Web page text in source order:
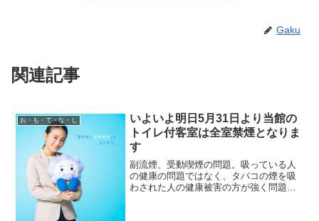
Gaku
関連記事
お・も・て・な・し
いよいよ明日5月31日より当館の
トイレ付客室は全室禁煙となりま
す
副流煙、受動喫煙の問題。吸っている人
の健康の問題ではなく、タバコの煙を吸
わされた人の健康被害の方が強く問題視